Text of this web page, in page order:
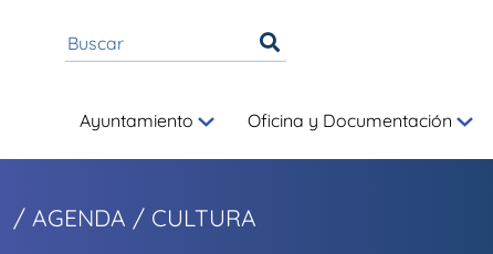
Ayuntamiento Oficina y Documentación
/ AGENDA / CULTURA